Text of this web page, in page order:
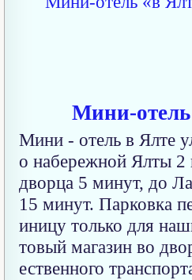
Мини-
Мини - отель в Ялте
о набережной Ялты 2
дворца 5 минут, до
15 минут. Парковка
иницу только для
товый магазин во
ественного